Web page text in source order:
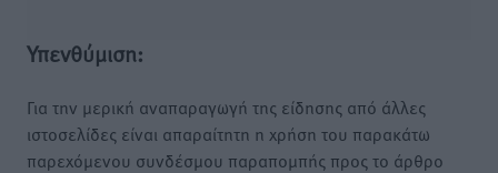
Υπενθύμιση:
Για την μερική αναπαραγωγή της είδησης από άλλες
ιστοσελίδες είναι απαραίτητη η χρήση του παρακάτω
παρεχόμενου συνδέσμου παραπομπής προς το άρθρο